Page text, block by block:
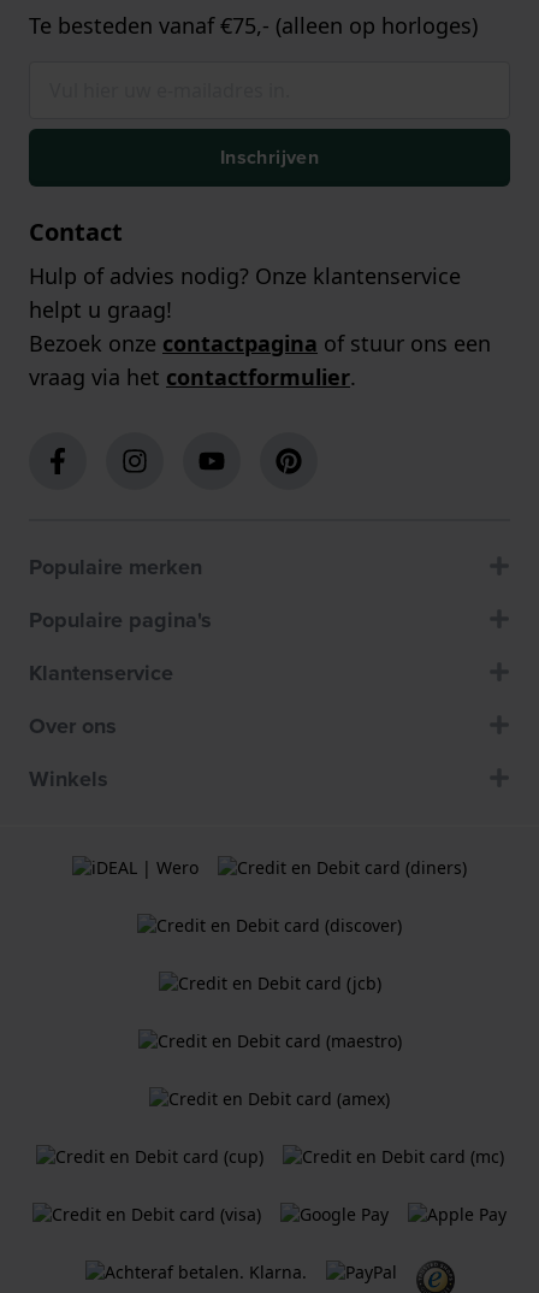
Te besteden vanaf €75,- (alleen op horloges)
Inschrijven
Contact
Hulp of advies nodig? Onze klantenservice
helpt u graag!
Bezoek onze contactpagina of stuur ons een
vraag via het contactformulier.
Populaire merken
Populaire pagina's
Klantenservice
Over ons
Winkels